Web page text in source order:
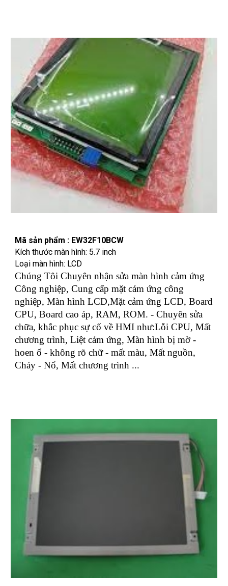
Mã sản phẩm : EW32F10BCW
Kích thước màn hình: 5.7 inch
Loại màn hình: LCD
Chúng Tôi Chuyên nhận sửa màn hình cảm ứng
Công nghiệp, Cung cấp mặt cảm ứng công
nghiệp, Màn hình LCD,Mặt cảm ứng LCD, Board
CPU, Board cao áp, RAM, ROM. - Chuyên sửa
chữa, khắc phục sự cố về HMI như:Lỗi CPU, Mất
chương trình, Liệt cảm ứng, Màn hình bị mờ -
hoen ố - không rõ chữ - mất màu, Mất nguồn,
Cháy - Nổ, Mất chương trình ...